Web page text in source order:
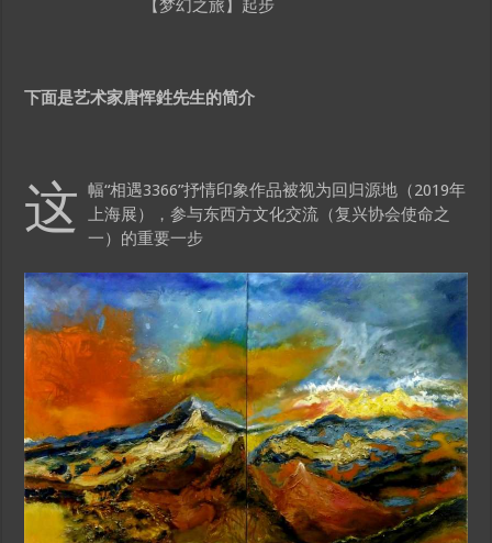
【梦幻之旅】起步
下面是艺术家唐恽鉎先生的简介
这 幅“相遇3366”抒情印象作品被视为回归源地（2019年
上海展），参与东西方文化交流（复兴协会使命之
一）的重要一步